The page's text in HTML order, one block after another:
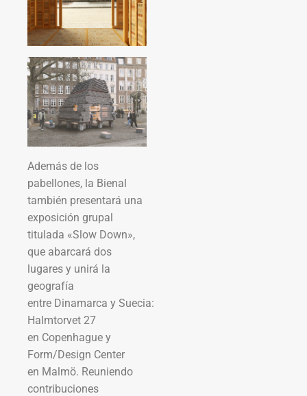
Además de los
pabellones, la Bienal
también presentará una
exposición grupal
titulada «Slow Down»,
que abarcará dos
lugares y unirá la
geografía
entre Dinamarca y Suecia:
Halmtorvet 27
en Copenhague y
Form/Design Center
en Malmö. Reuniendo
contribuciones